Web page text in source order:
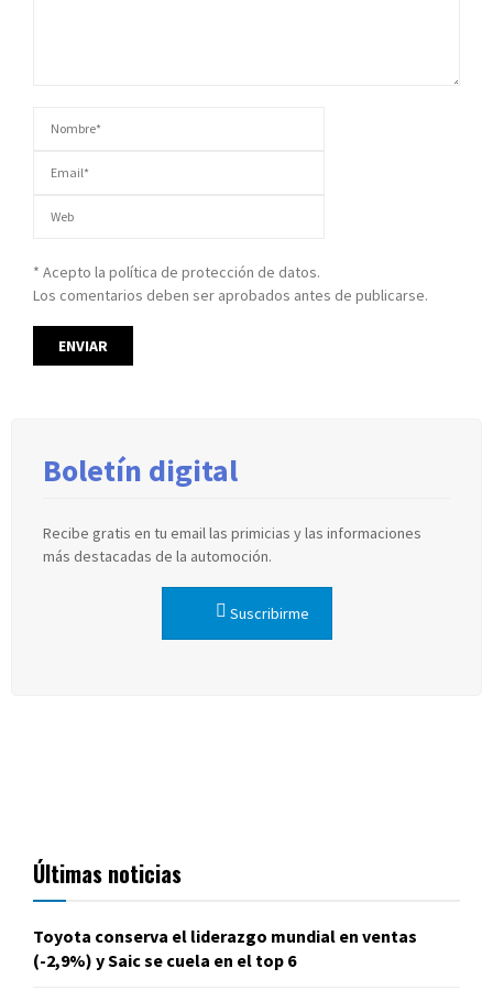
* Acepto la política de protección de datos.
Los comentarios deben ser aprobados antes de publicarse.
Boletín digital
Recibe gratis en tu email las primicias y las informaciones
más destacadas de la automoción.
Suscribirme
Últimas noticias
Toyota conserva el liderazgo mundial en ventas
(-2,9%) y Saic se cuela en el top 6